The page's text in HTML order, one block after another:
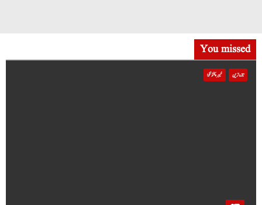
You missed
تازہ ترین خیبر پختونخوا